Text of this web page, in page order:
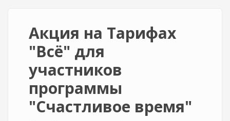
Акция на Тарифах
"Всё" для
участников
программы
"Счастливое время"